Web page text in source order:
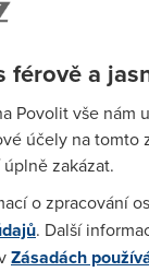
nas
všechno.
moderátoři,
férově a
Povolit vše nám
účely na
zakázat.
o zpracování
. Další
Zásadách